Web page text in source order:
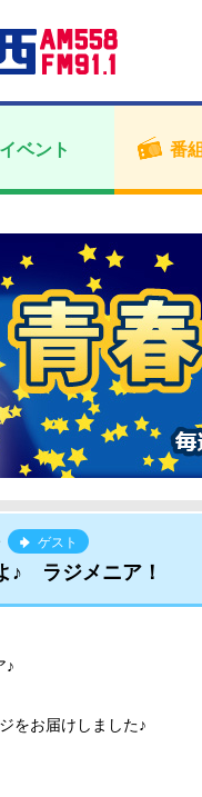
イベント 番
ゲスト
♪ ラジメニア！
♪
をお届けしました♪